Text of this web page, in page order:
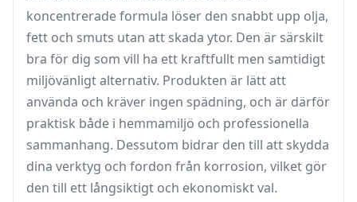
koncentrerade formula löser den snabbt upp olja,
fett och smuts utan att skada ytor. Den är särskilt
bra för dig som vill ha ett kraftfullt men samtidigt
miljövänligt alternativ. Produkten är lätt att
använda och kräver ingen spädning, och är därför
praktisk både i hemmamiljö och professionella
sammanhang. Dessutom bidrar den till att skydda
dina verktyg och fordon från korrosion, vilket gör
den till ett långsiktigt och ekonomiskt val.